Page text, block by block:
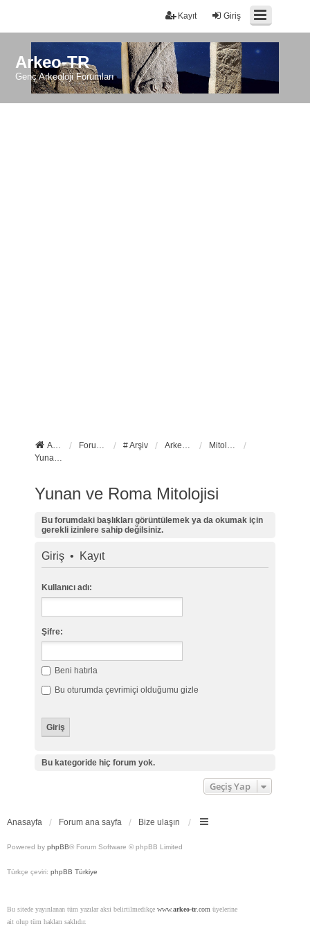
Giriş
Kayıt
Arkeo-TR
Genç Arkeoloji Forumları
Anasayfa Forum ana sayfa # Arşiv Arkeoloji
Mitoloji ve İkonografi
Yunan ve Roma Mitolojisi
Yunan ve Roma Mitolojisi
Bu forumdaki başlıkları görüntülemek ya da okumak için
gerekli izinlere sahip değilsiniz.
Giriş• Kayıt
Kullanıcı adı:
Şifre:
Beni hatırla
Bu oturumda çevrimiçi olduğumu gizle
Bu kategoride hiç forum yok.
Geçiş Yap
Anasayfa Forum ana sayfa Bize ulaşın
Powered by phpBB® Forum Software © phpBB Limited
Türkçe çeviri: phpBB Türkiye
Bu sitede yayınlanan tüm yazılar aksi belirtilmedikçe www.arkeo-tr.com üyelerine
ait olup tüm hakları saklıdır.